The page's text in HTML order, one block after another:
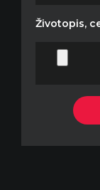
Životopis,